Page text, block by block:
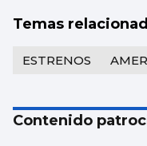
Temas
ESTRENOS
Contenido